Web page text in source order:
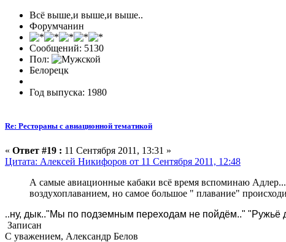
Всё выше,и выше,и выше..
Форумчанин
Сообщений: 5130
Пол:
Белорецк
Год выпуска: 1980
Re: Рестораны с авиационной тематикой
« Ответ #19 : 11 Сентября 2011, 13:31 »
Цитата: Алексей Никифоров от 11 Сентября 2011, 12:48
А самые авиационные кабаки всё время вспоминаю
воздухоплаванием, но самое большое " плавание"
..ну, дык.."Мы по подземным переходам не пойдём.." "Ружьё
Записан
С уважением, Александр Белов